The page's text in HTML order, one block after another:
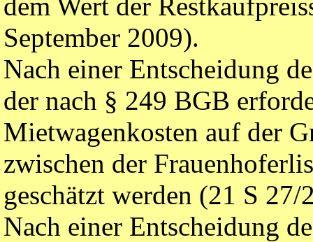
September 2009).
Nach einer Entscheidung
der nach § 249 BGB
Mietwagenkosten auf der
zwischen der
geschätzt werden (21 S
Nach einer Entscheidung